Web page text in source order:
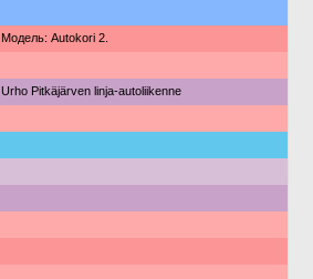
Модель: Autokori 2.
Urho Pitkäjärven linja-autoliikenne